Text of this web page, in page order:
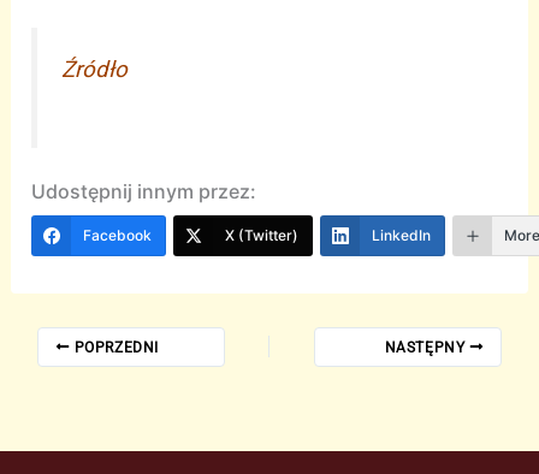
Źródło
Udostępnij innym przez:
Facebook X (Twitter) LinkedIn
POPRZEDNI NASTĘPNY